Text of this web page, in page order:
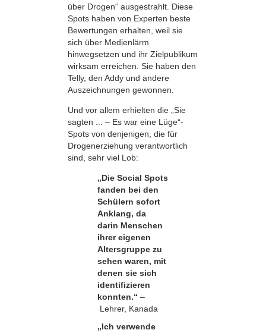
über Drogen“ ausgestrahlt. Diese
Spots haben von Experten beste
Bewertungen erhalten, weil sie
sich über Medienlärm
hinwegsetzen und ihr Zielpublikum
wirksam erreichen. Sie haben den
Telly, den Addy und andere
Auszeichnungen gewonnen.
Und vor allem erhielten die „Sie
sagten ... – Es war eine Lüge“-
Spots von denjenigen, die für
Drogenerziehung verantwortlich
sind, sehr viel Lob:
„Die Social Spots
fanden bei den
Schülern sofort
Anklang, da
darin Menschen
ihrer eigenen
Altersgruppe zu
sehen waren, mit
denen sie sich
identifizieren
konnten.“ –
Lehrer, Kanada
„Ich verwende